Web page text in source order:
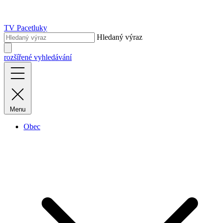
TV Pacetluky
Hledaný výraz
rozšířené vyhledávání
Menu
Obec